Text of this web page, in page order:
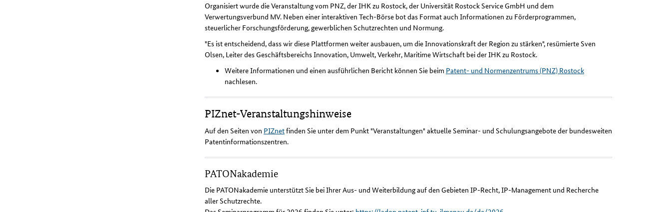
Organisiert wurde die Veranstaltung vom PNZ, der IHK zu Rostock, der Universität Rostock Service GmbH und dem
Verwertungsverbund MV. Neben einer interaktiven Tech-Börse bot das Format auch Informationen zu Förderprogrammen,
steuerlicher Forschungsförderung, gewerblichen Schutzrechten und Normung.
"Es ist entscheidend, dass wir diese Plattformen weiter ausbauen, um die Innovationskraft der Region zu stärken", resümierte Sven
Olsen, Leiter des Geschäftsbereichs Innovation, Umwelt, Verkehr, Maritime Wirtschaft bei der IHK zu Rostock.
Weitere Informationen und einen ausführlichen Bericht können Sie beim Patent- und Normenzentrums (PNZ) Rostock
nachlesen.
PIZnet-Veranstaltungshinweise
Auf den Seiten von PIZnetfinden Sie unter dem Punkt "Veranstaltungen" aktuelle Seminar- und Schulungsangebote der bundesweiten
Patentinformationszentren.
PATONakademie
Die PATONakademie unterstützt Sie bei Ihrer Aus- und Weiterbildung auf den Gebieten IP-Recht, IP-Management und Recherche
aller Schutzrechte.